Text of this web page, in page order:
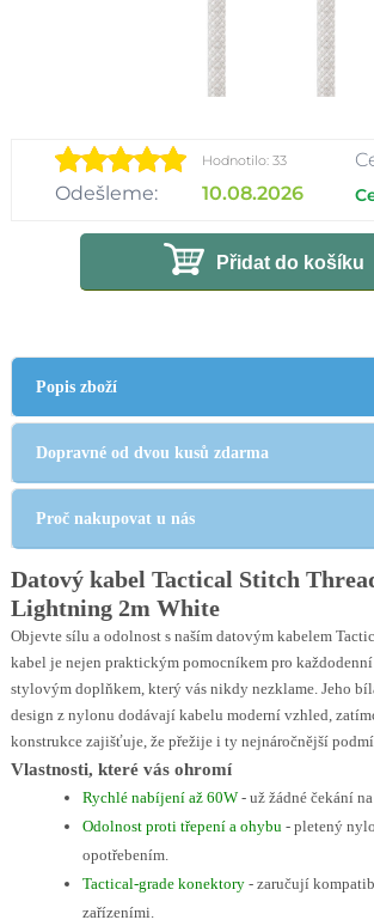
Hodnotilo: 33
Odešleme: 10.08.2026
Přidat do košíku
Popis zboží
Dopravné od dvou kusů zdarma
Proč nakupovat u nás
Datový kabel Tactical Stitch
Lightning 2m White
Objevte sílu a odolnost s naším datovým kabelem
kabel je nejen praktickým pomocníkem pro
stylovým doplňkem, který vás nikdy nezklame. Jeho
design z nylonu dodávají kabelu moderní vzhled,
konstrukce zajišťuje, že přežije i ty nejnáročnější
Vlastnosti, které vás ohromí
Rychlé nabíjení až 60W- už žádné čekání
Odolnost proti třepení a ohybu- pletený
opotřebením.
Tactical-grade konektory- zaručují
zařízeními.